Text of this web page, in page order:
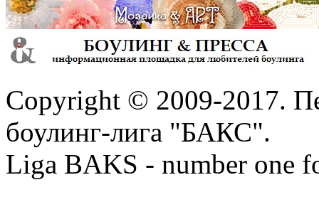
Copyright © 2009-2017.
боулинг-лига "БАКС".
Liga BAKS - number one